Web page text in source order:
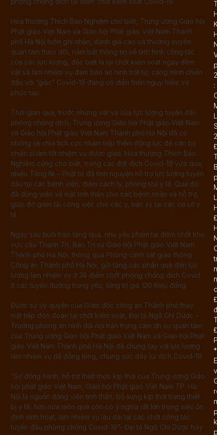
Hoà thượng Thích Bảo Nghiêm cho biết, Trung ương Giáo hội
Phật giáo Việt Nam và Giáo hội Phật giáo Việt Nam Thành
phố Hà Nội luôn ghi nhận, đánh giá cao và thường xuyên
quan tâm theo dõi, nắm bắt thông tin về tình hình công tác
của các lực lượng, đặc biệt là tại chốt kiểm soát ngày đêm
vất vả làm nhiệm vụ đảm bảo an ninh trật tự, căng mình chiến
đấu với “giặc” Covid-19 đang có diễn biến nguy hiểm và
phức tạp.
Thời gian qua, trước những vất vả của lực lượng tuyến đầu
phòng chống dịch, Trung ương Giáo hội Phật giáo Việt Nam
và Giáo hội Phật giáo Việt Nam Thành phố Hà Nội đã có
những sẻ chia tích cực nhằm tiếp thêm động lực để cán bộ
chiến sĩ làm tốt nhiệm vụ được giao. Hòa thượng Thích Bảo
Nghiêm cũng cho biết, trong các đợt dịch Covid-19 vừa qua,
nhiều Tăng Ni – Phật tử đã tình nguyện hỗ trợ lực lượng tuyến
đầu tại các bệnh viện, điểm cách ly, phong tỏa y tế. Qua đó
đã động viên về mặt tinh thần cho các bệnh nhân và hỗ trợ,
giúp đỡ giảm tải công việc cho các y, bác sỹ tại các cơ sở y
tế.
Ngay sau buổi trao tặng quà, nhu yếu phẩm tại điểm chốt khu
vực cầu Thanh Trì, Ban Trị sự Giáo hội Phật giáo Việt Nam
Thành phố Hà Nội, thông qua Phòng cảnh sát giao thông
Công an Thành phố Hà Nội, gửi tặng các phần quà đến lực
lượng làm nhiệm vụ ở 38 điểm chốt phòng chống dịch Covid
ở các tuyến đường trọng yếu, tổng trị giá 120 triệu đồng.
Được sự ủy quyền của Giám đốc công an Thành phố thay
mặt tiếp đón đoàn tại chốt kiểm soát, Đại tá Ngô Chí Dược –
Trưởng phòng an ninh đối nội trân trọng cảm ơn sự quan tâm
của Trung ương Giáo hội Phật giáo Việt Nam và Giáo hội Phật
giáo Việt Nam Thành phố Hà Nội đã chung tay với lực lượng
làm nhiệm vụ để đồng lòng, chung sức đẩy lùi dịch Covid-19.
“Sự đồng hành, hỗ trợ thiết thực kịp thời của Trung ương Giáo
hội phật giáo Việt Nam, Giáo hội Phật giáo Việt Nam TP. Hà
Nội là nguồn động viên tinh thần, bổ sung kịp thời trang thiết
bị y tế, hơn nữa món quà còn có ý nghĩa rất lớn trong việc ổn
định sinh hoạt, làm nhiệm vụ lâu dài tại các chốt công tác
tuyến đầu phòng chống Covid-19”- Đại tá Ngô Chí Dược bày
2
:
2
*